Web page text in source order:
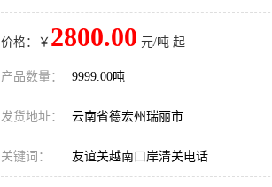
价格：￥ 2800.00 元/吨 起
产品数量： 9999.00吨
发货地址： 云南省德宏州瑞丽市
关键词： 友谊关越南口岸清关电话